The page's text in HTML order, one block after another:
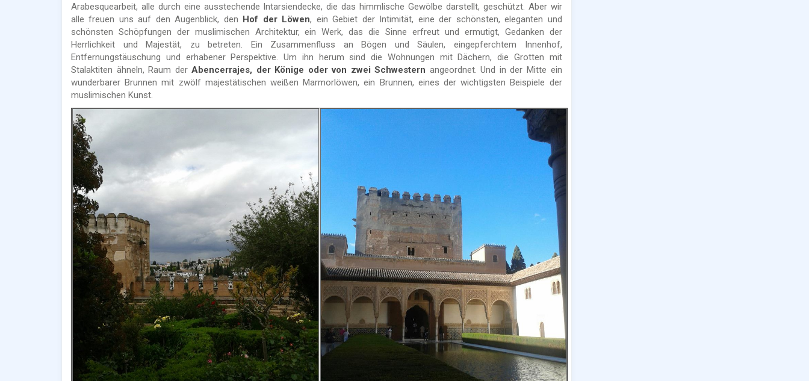
Arabesquearbeit, alle durch eine ausstechende Intarsiendecke, die das himmlische Gewölbe darstellt, geschützt. Aber wir
alle freuen uns auf den Augenblick, den Hof der Löwen, ein Gebiet der Intimität, eine der schönsten, eleganten und
schönsten Schöpfungen der muslimischen Architektur, ein Werk, das die Sinne erfreut und ermutigt, Gedanken der
Herrlichkeit und Majestät, zu betreten. Ein Zusammenfluss an Bögen und Säulen, eingepferchtem Innenhof,
Entfernungstäuschung und erhabener Perspektive. Um ihn herum sind die Wohnungen mit Dächern, die Grotten mit
Stalaktiten ähneln, Raum derAbencerrajes, der Könige oder von zwei Schwestern angeordnet. Und in der Mitte ein
wunderbarer Brunnen mit zwölf majestätischen weißen Marmorlöwen, ein Brunnen, eines der wichtigsten Beispiele der
muslimischen Kunst.